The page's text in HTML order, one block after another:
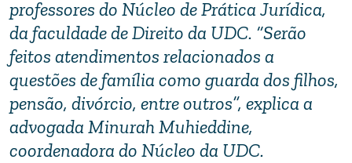
professores do Núcleo de Prática Jurídica,
da faculdade de Direito da UDC. “Serão
feitos atendimentos relacionados a
questões de família como guarda dos filhos,
pensão, divórcio, entre outros”, explica a
advogada Minurah Muhieddine,
coordenadora do Núcleo da UDC.